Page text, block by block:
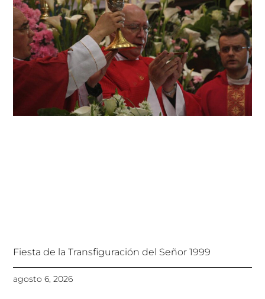
Fiesta de la Transfiguración del Señor 1999
agosto 6, 2026